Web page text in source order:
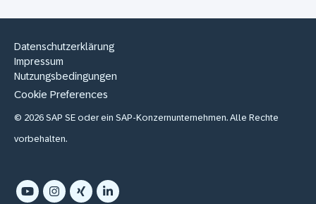
Datenschutzerklärung
Impressum
Nutzungsbedingungen
Cookie Preferences
© 2026 SAP SE oder ein SAP-Konzernunternehmen. Alle Rechte
vorbehalten.